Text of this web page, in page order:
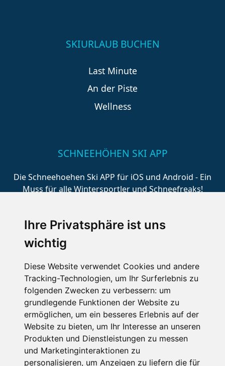
Ihre Privatsphäre ist uns
wichtig
Diese Website verwendet Cookies und andere
Tracking-Technologien, um Ihr Surferlebnis zu
folgenden Zwecken zu verbessern: um
grundlegende Funktionen der Website zu
ermöglichen, um ein besseres Erlebnis auf der
Website zu bieten, um Ihr Interesse an unseren
Produkten und Dienstleistungen zu messen
und Marketinginteraktionen zu
personalisieren, um Anzeigen zu liefern die für
SKIURLAUB BUCHEN
Last Minute
An der Piste
Wellness
SCHNEEHÖHEN SKI APP
Die Schneehoehen Ski APP für iOS und Android - Ein
Muss für alle Wintersportler und Schneefreaks!
Impressum
Datenschutz
Nutzungsbedingungen
Kontakt
Partner
Portale
FAQ Newsletter Mediadaten
Copyright © 2026 Schneemenschen GmbH